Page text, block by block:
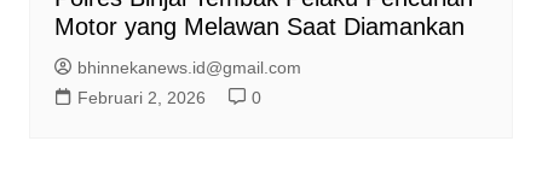
Motor yang Melawan Saat Diamankan
bhinnekanews.id@gmail.com
Februari 2, 2026
0